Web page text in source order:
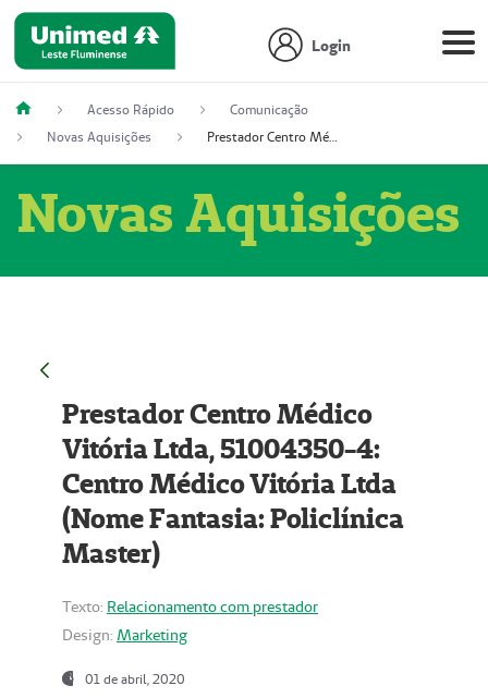
Login
Acesso Rápido
Comunicação
Novas Aquisições
Prestador Centro Médico Vitória Ltda, 51004350-4: Centro Médico Vitória Ltda (Nome Fantasia: Policlínica Master)
Novas Aquisições
Prestador Centro Médico
Vitória Ltda, 51004350-4:
Centro Médico Vitória Ltda
(Nome Fantasia: Policlínica
Master)
Texto: Relacionamento com prestador
Design: Marketing
01 de abril, 2020